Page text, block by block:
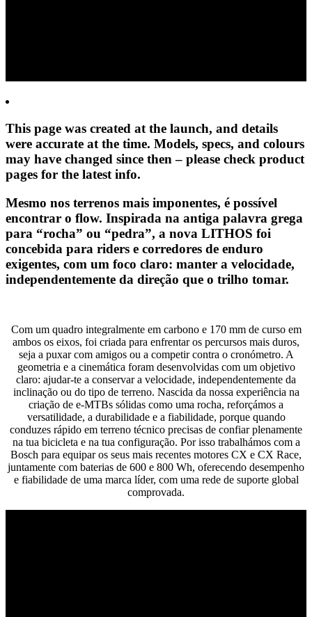
This page was created at the launch, and details
were accurate at the time. Models, specs, and colours
may have changed since then – please check product
pages for the latest info.
Mesmo nos terrenos mais imponentes, é possível
encontrar o flow. Inspirada na antiga palavra grega
para “rocha” ou “pedra”, a nova LITHOS foi
concebida para riders e corredores de enduro
exigentes, com um foco claro: manter a velocidade,
independentemente da direção que o trilho tomar.
Com um quadro integralmente em carbono e 170 mm de curso em
ambos os eixos, foi criada para enfrentar os percursos mais duros,
seja a puxar com amigos ou a competir contra o cronómetro. A
geometria e a cinemática foram desenvolvidas com um objetivo
claro: ajudar-te a conservar a velocidade, independentemente da
inclinação ou do tipo de terreno. Nascida da nossa experiência na
criação de e-MTBs sólidas como uma rocha, reforçámos a
versatilidade, a durabilidade e a fiabilidade, porque quando
conduzes rápido em terreno técnico precisas de confiar plenamente
na tua bicicleta e na tua configuração. Por isso trabalhámos com a
Bosch para equipar os seus mais recentes motores CX e CX Race,
juntamente com baterias de 600 e 800 Wh, oferecendo desempenho
e fiabilidade de uma marca líder, com uma rede de suporte global
comprovada.